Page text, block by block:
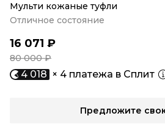
Мульти кожаные туфли
Отличное состояние
16 071 ₽
80 000 ₽
4 018 × 4 платежа в Сплит
Предложите